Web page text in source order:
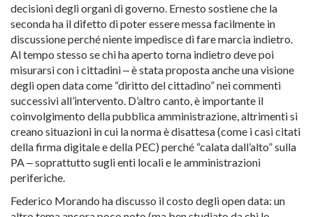
decisioni degli organi di governo. Ernesto sostiene che la
seconda ha il difetto di poter essere messa facilmente in
discussione perché niente impedisce di fare marcia indietro.
Al tempo stesso se chi ha aperto torna indietro deve poi
misurarsi con i cittadini ‒ è stata proposta anche una visione
degli open data come “diritto del cittadino” nei commenti
successivi all’intervento. D’altro canto, è importante il
coinvolgimento della pubblica amministrazione, altrimenti si
creano situazioni in cui la norma è disattesa (come i casi citati
della firma digitale e della PEC) perché “calata dall’alto” sulla
PA ‒ soprattutto sugli enti locali e le amministrazioni
periferiche.
Federico Morando ha discusso il costo degli open data: un